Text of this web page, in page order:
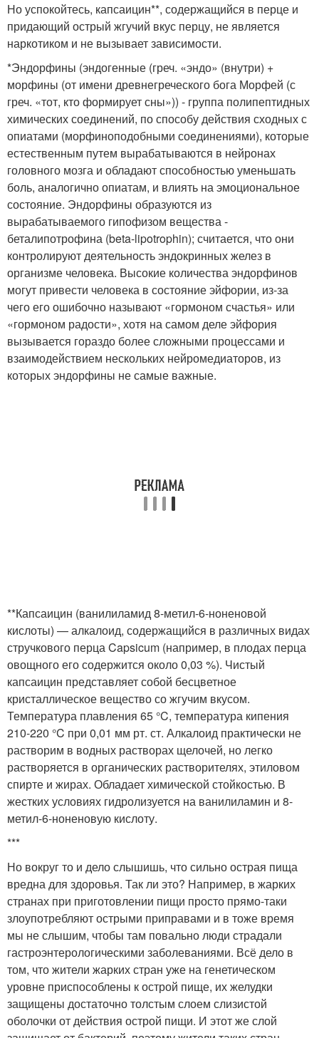
Но успокойтесь, капсаицин**, содержащийся в перце и
придающий острый жгучий вкус перцу, не является
наркотиком и не вызывает зависимости.
*Эндорфины (эндогенные (греч. «эндо» (внутри) +
морфины (от имени древнегреческого бога Морфей (с
греч. «тот, кто формирует сны»)) - группа полипептидных
химических соединений, по способу действия сходных с
опиатами (морфиноподобными соединениями), которые
естественным путем вырабатываются в нейронах
головного мозга и обладают способностью уменьшать
боль, аналогично опиатам, и влиять на эмоциональное
состояние. Эндорфины образуются из
вырабатываемого гипофизом вещества -
беталипотрофина (beta-lipotrophin); считается, что они
контролируют деятельность эндокринных желез в
организме человека. Высокие количества эндорфинов
могут привести человека в состояние эйфории, из-за
чего его ошибочно называют «гормоном счастья» или
«гормоном радости», хотя на самом деле эйфория
вызывается гораздо более сложными процессами и
взаимодействием нескольких нейромедиаторов, из
которых эндорфины не самые важные.
**Капсаицин (ванилиламид 8-метил-6-ноненовой
кислоты) — алкалоид, содержащийся в различных видах
стручкового перца Capsicum (например, в плодах перца
овощного его содержится около 0,03 %). Чистый
капсаицин представляет собой бесцветное
кристаллическое вещество со жгучим вкусом.
Температура плавления 65 °C, температура кипения
210-220 °C при 0,01 мм рт. ст. Алкалоид практически не
растворим в водных растворах щелочей, но легко
растворяется в органических растворителях, этиловом
спирте и жирах. Обладает химической стойкостью. В
жестких условиях гидролизуется на ванилиламин и 8-
метил-6-ноненовую кислоту.
***
Но вокруг то и дело слышишь, что сильно острая пища
вредна для здоровья. Так ли это? Например, в жарких
странах при приготовлении пищи просто прямо-таки
злоупотребляют острыми приправами и в тоже время
мы не слышим, чтобы там повально люди страдали
гастроэнтерологическими заболеваниями. Всё дело в
том, что жители жарких стран уже на генетическом
уровне приспособлены к острой пище, их желудки
защищены достаточно толстым слоем слизистой
оболочки от действия острой пищи. И этот же слой